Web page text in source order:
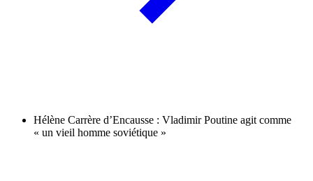
Hélène Carrère d’Encausse : Vladimir Poutine agit comme
« un vieil homme soviétique »